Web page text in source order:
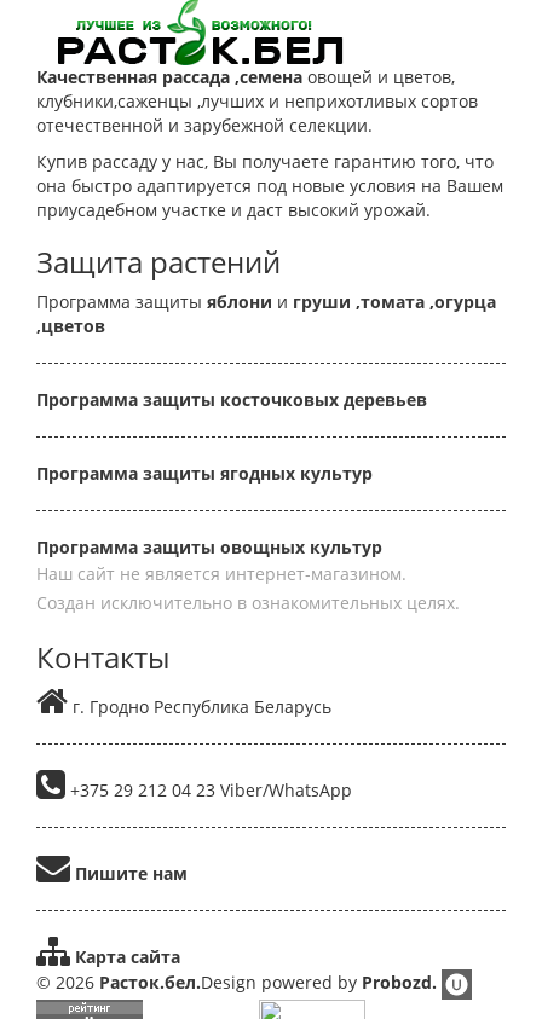
Качественная рассада ,семена овощей и цветов,
клубники,саженцы ,лучших и неприхотливых сортов
отечественной и зарубежной селекции.
Купив рассаду у нас, Вы получаете гарантию того, что
она быстро адаптируется под новые условия на Вашем
приусадебном участке и даст высокий урожай.
Защита растений
Программа защиты яблони и груши ,томата ,огурца
,цветов
Программа защиты косточковых деревьев
Программа защиты ягодных культур
Программа защиты овощных культур
Наш сайт не является интернет-магазином.
Создан исключительно в ознакомительных целях.
Контакты
г. Гродно Республика Беларусь
+375 29 212 04 23 Viber/WhatsApp
Пишите нам
Карта сайта
© 2026 Расток.бел.Design powered by Probozd.